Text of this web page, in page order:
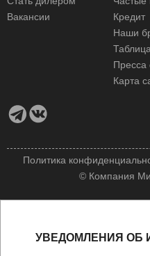
Вакансии
Кредит
Наши
Пресса
Карта
© Компания
Политика
УВЕДОМЛЕНИЯ ОБ